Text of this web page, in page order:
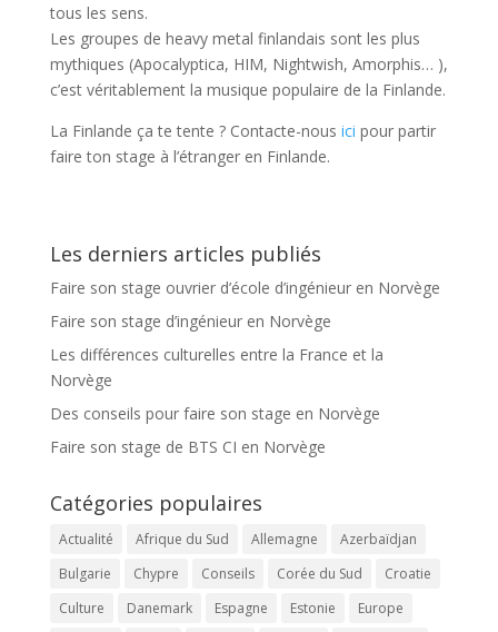
tous les sens.
Les groupes de heavy metal finlandais sont les plus
mythiques (Apocalyptica, HIM, Nightwish, Amorphis… ),
c’est véritablement la musique populaire de la Finlande.
La Finlande ça te tente ? Contacte-nous ici pour partir
faire ton stage à l’étranger en Finlande.
Les derniers articles publiés
Faire son stage ouvrier d’école d’ingénieur en Norvège
Faire son stage d’ingénieur en Norvège
Les différences culturelles entre la France et la
Norvège
Des conseils pour faire son stage en Norvège
Faire son stage de BTS CI en Norvège
Catégories populaires
Actualité Afrique du Sud Allemagne
Azerbaïdjan
Bulgarie
Chypre Conseils Corée du Sud
Croatie
Culture
Danemark Espagne Estonie Europe